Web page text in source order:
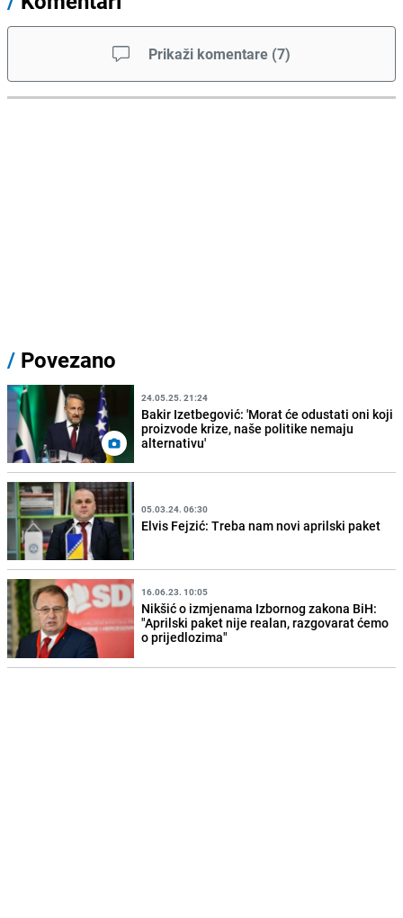
Prikaži komentare (7)
/ Povezano
24.05.25. 21:24
Bakir Izetbegović: 'Morat će odustati oni koji
proizvode krize, naše politike nemaju
alternativu'
05.03.24. 06:30
Elvis Fejzić: Treba nam novi aprilski paket
16.06.23. 10:05
Nikšić o izmjenama Izbornog zakona BiH:
"Aprilski paket nije realan, razgovarat ćemo
o prijedlozima"